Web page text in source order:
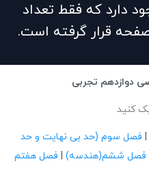
دارد که فقط تعداد
قرار گرفته است.
دوازدهم تجربی
کنید
| فصل سوم (حد بی نهایت و حد
فصل ششم(هندسه) | فصل هفتم